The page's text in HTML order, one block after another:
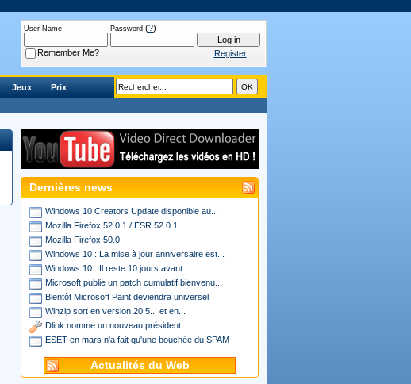
Jeux
Prix
User Name Password (?)
Remember Me? Register
Dernières news
Windows 10 Creators Update disponible au...
Mozilla Firefox 52.0.1 / ESR 52.0.1
Mozilla Firefox 50.0
Windows 10 : La mise à jour anniversaire est...
Windows 10 : Il reste 10 jours avant...
Microsoft publie un patch cumulatif bienvenu...
Bientôt Microsoft Paint deviendra universel
Winzip sort en version 20.5... et en...
Dlink nomme un nouveau président
ESET en mars n'a fait qu'une bouchée du SPAM
Actualités du Web